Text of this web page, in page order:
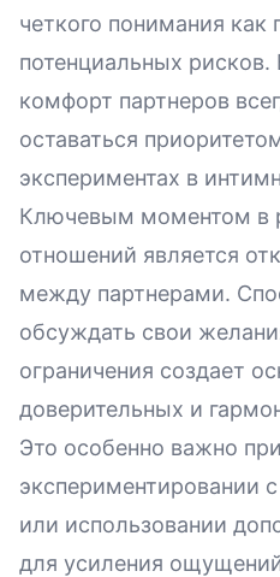
четкого понимания
потенциальных рисков.
комфорт партнеров
оставаться
экспериментах в
Ключевым моментом в
отношений является
между партнерами.
обсуждать свои
ограничения создает
доверительных и
Это особенно важно при
экспериментировании
или использовании
для усиления